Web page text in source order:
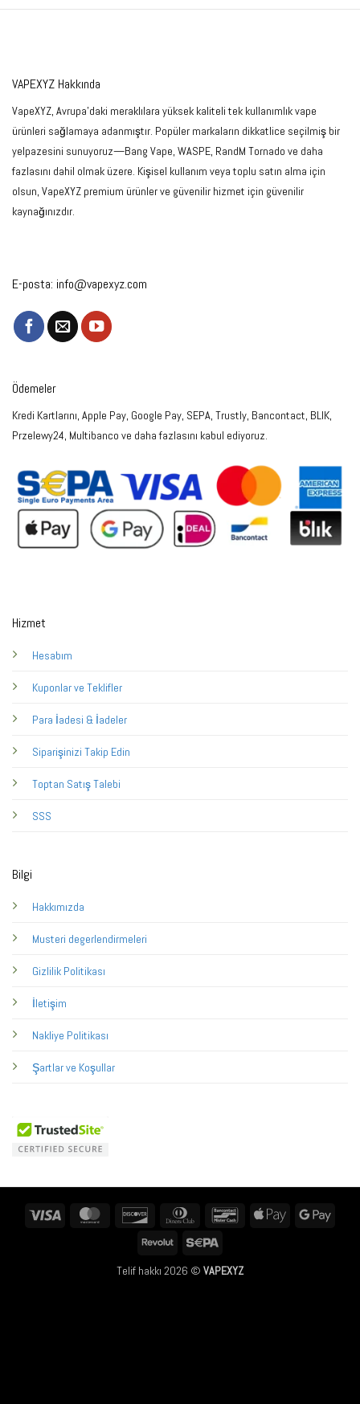
VAPEXYZ Hakkında
VapeXYZ, Avrupa'daki meraklılara yüksek kaliteli tek kullanımlık vape
ürünleri sağlamaya adanmıştır. Popüler markaların dikkatlice seçilmiş bir
yelpazesini sunuyoruz—Bang Vape, WASPE, RandM Tornado ve daha
fazlasını dahil olmak üzere. Kişisel kullanım veya toplu satın alma için
olsun, VapeXYZ premium ürünler ve güvenilir hizmet için güvenilir
kaynağınızdır.
E-posta: info@vapexyz.com
Hizmet
Hesabım
Kuponlar ve Teklifler
Para İadesi & İadeler
Siparişinizi Takip Edin
Toptan Satış Talebi
SSS
Bilgi
Hakkımızda
Musteri degerlendirmeleri
Gizlilik Politikası
İletişim
Nakliye Politikası
Şartlar ve Koşullar
Ödemeler
Kredi Kartlarını, Apple Pay, Google Pay, SEPA, Trustly, Bancontact, BLIK,
Przelewy24, Multibanco ve daha fazlasını kabul ediyoruz.
Visa MasterCard Discover
Dinners
BancontactApple
Revolut
Telif hakkı 2026 © VAPEXYZ